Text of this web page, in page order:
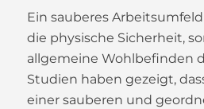
Ein sauberes
die physische Sicherheit,
allgemeine Wohlbefinden
Studien haben gezeigt,
einer sauberen und